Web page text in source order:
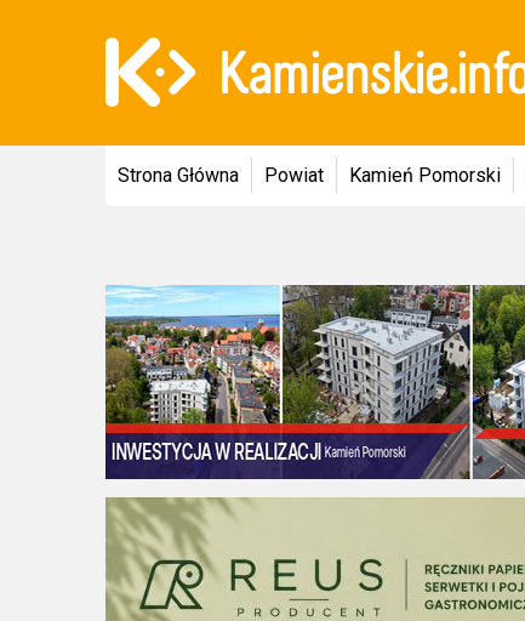
Strona Główna Powiat Kamień Pomorski